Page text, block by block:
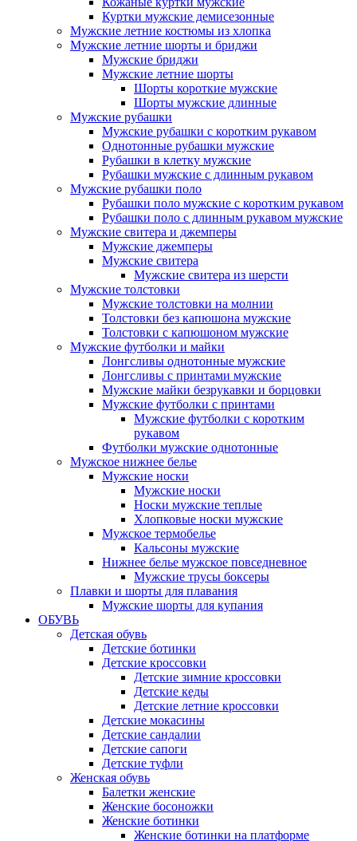
Куртки мужские демисезонные
Мужские летние костюмы из хлопка
Мужские летние шорты и бриджи
Мужские бриджи
Мужские летние шорты
Шорты короткие мужские
Шорты мужские длинные
Мужские рубашки
Мужские рубашки с коротким рукавом
Однотонные рубашки мужские
Рубашки в клетку мужские
Рубашки мужские с длинным рукавом
Мужские рубашки поло
Рубашки поло мужские с коротким рукавом
Рубашки поло с длинным рукавом мужские
Мужские свитера и джемперы
Мужские джемперы
Мужские свитера
Мужские свитера из шерсти
Мужские толстовки
Мужские толстовки на молнии
Толстовки без капюшона мужские
Толстовки с капюшоном мужские
Мужские футболки и майки
Лонгсливы однотонные мужские
Лонгсливы с принтами мужские
Мужские майки безрукавки и борцовки
Мужские футболки с принтами
Мужские футболки с коротким
рукавом
Футболки мужские однотонные
Мужское нижнее белье
Мужские носки
Мужские носки
Носки мужские теплые
Хлопковые носки мужские
Мужское термобелье
Кальсоны мужские
Нижнее белье мужское повседневное
Мужские трусы боксеры
Плавки и шорты для плавания
Мужские шорты для купания
ОБУВЬ
Детская обувь
Детские ботинки
Детские кроссовки
Детские зимние кроссовки
Детские кеды
Детские летние кроссовки
Детские мокасины
Детские сандалии
Детские сапоги
Детские туфли
Женская обувь
Балетки женские
Женские босоножки
Женские ботинки
Женские ботинки на платформе